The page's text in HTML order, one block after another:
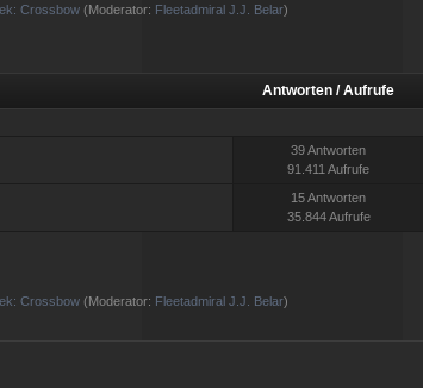
Crossbow(Moderator: Fleetadmiral J.J. Belar)
Antworten/Aufrufe
39 Antworten
91.411 Aufrufe
15 Antworten
35.844 Aufrufe
Crossbow(Moderator: Fleetadmiral J.J. Belar)